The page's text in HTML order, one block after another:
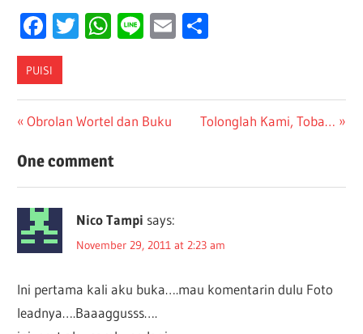
Facebook
Twitter
WhatsApp
LineEmail
PUISI
Post
navigation
Previous
Obrolan Wortel dan Buku
Next
Tolonglah Kami, Toba…
One comment
Nico Tampi says:
November 29, 2011 at 2:23 am
Ini pertama kali aku buka….mau komentarin dulu Foto
leadnya….Baaaggusss….